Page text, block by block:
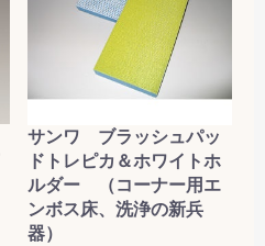
サンワ ブラッシュパッ
ドトレピカ＆ホワイトホ
ルダー （コーナー用エ
ンボス床、洗浄の新兵
器）